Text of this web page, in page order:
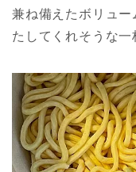
兼ね備えたボリュ
たしてくれそうな一